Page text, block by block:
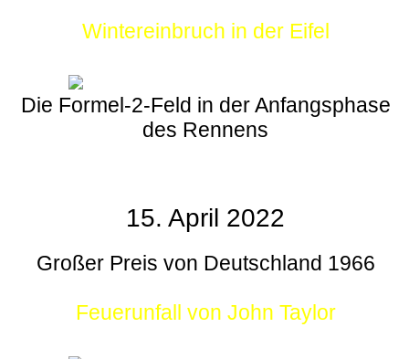
Wintereinbruch in der Eifel
Die Formel-2-Feld in der Anfangsphase
des Rennens
15. April 2022
Großer Preis von Deutschland 1966
Feuerunfall von John Taylor